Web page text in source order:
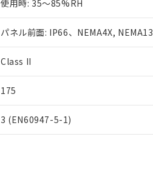
使用時: 35～85%RH
パネル前面: IP66、NEMA4X, NEMA13
Class II
175
3 (EN60947-5-1)